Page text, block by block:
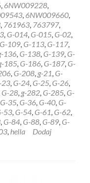
about
REGENERACJA
STEROWNIK
HELLA
GARRETT
6NW009228
Białystok
, 6NW009228,
, 6NW009660,
, 761963, 763797,
, G-014, G-015, G-02,
G-109, G-113, G-117,
136, G-138, G-139, G-
185, G-186, G-187, G-
, G-208, g-21, G-
23, G-24, G-25, G-26,
G-28, g-282, G-285, G-
G-35, G-36, G-40, G-
53, G-54, G-61, G-62,
, G-84, G-88, G-89, G-
, hella
Dodaj